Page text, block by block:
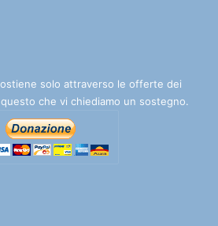
solo attraverso le offerte dei
che vi chiediamo un sostegno.